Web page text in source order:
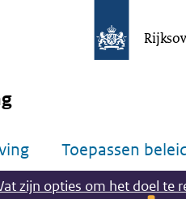
Toepassen
zijn opties om het doel te